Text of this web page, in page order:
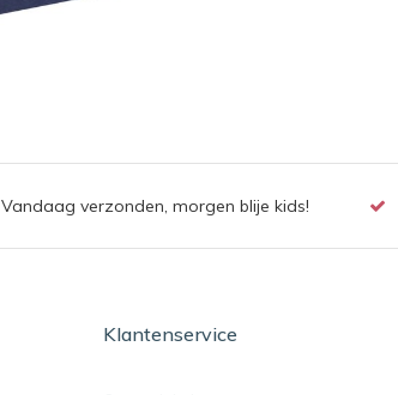
Vandaag verzonden, morgen blije kids!
Klantenservice